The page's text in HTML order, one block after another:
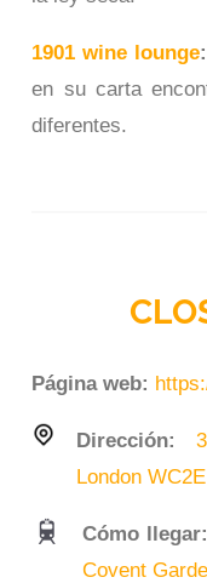
1901 wine lounge:
en su carta
diferentes.
Página web:
Dirección:
London
Cómo llegar:
Covent